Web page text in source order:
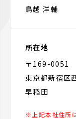
鳥越 洋輔
所在地
〒169-0051
東京都新宿区
早稲田
※上記本社住所